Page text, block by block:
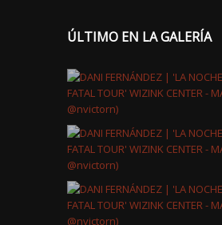
ÚLTIMO EN LA GALERÍA